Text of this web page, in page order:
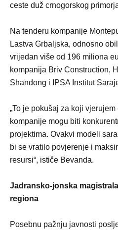
ceste duž crnogorskog
Na tenderu kompanije
Lastva Grbaljska, odnosno
vrijedan više od 196 miliona
kompanija Briv Construction,
Shandong i IPSA Institut
„To je pokušaj za koji
kompanije mogu biti
projektima. Ovakvi modeli
bi se vratilo povjerenje i
resursi“, ističe Bevanda.
Jadransko-jonska
regiona
Posebnu pažnju javnosti